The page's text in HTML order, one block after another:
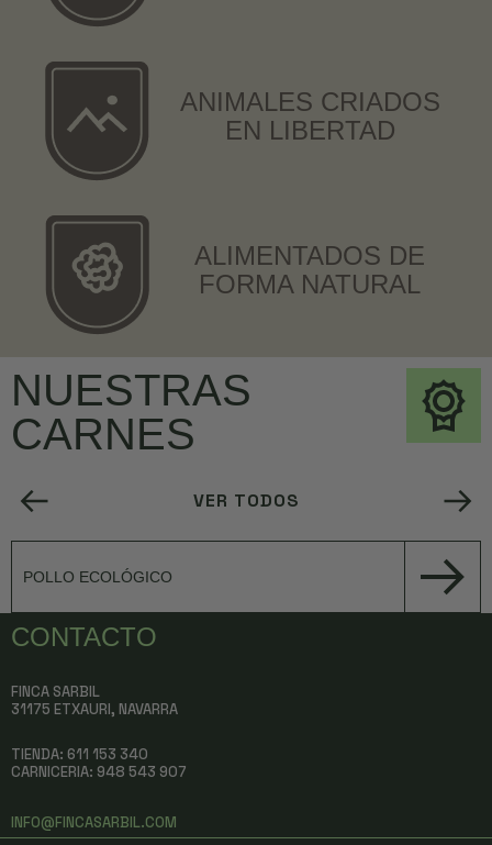
ANIMALES CRIADOS
EN LIBERTAD
ALIMENTADOS DE
FORMA NATURAL
NUESTRAS
CARNES
VER TODOS
POLLO ECOLÓGICO
CONTACTO
FINCA SARBIL
31175 ETXAURI, NAVARRA
TIENDA: 611 153 340
CARNICERIA: 948 543 907
INFO@FINCASARBIL.COM